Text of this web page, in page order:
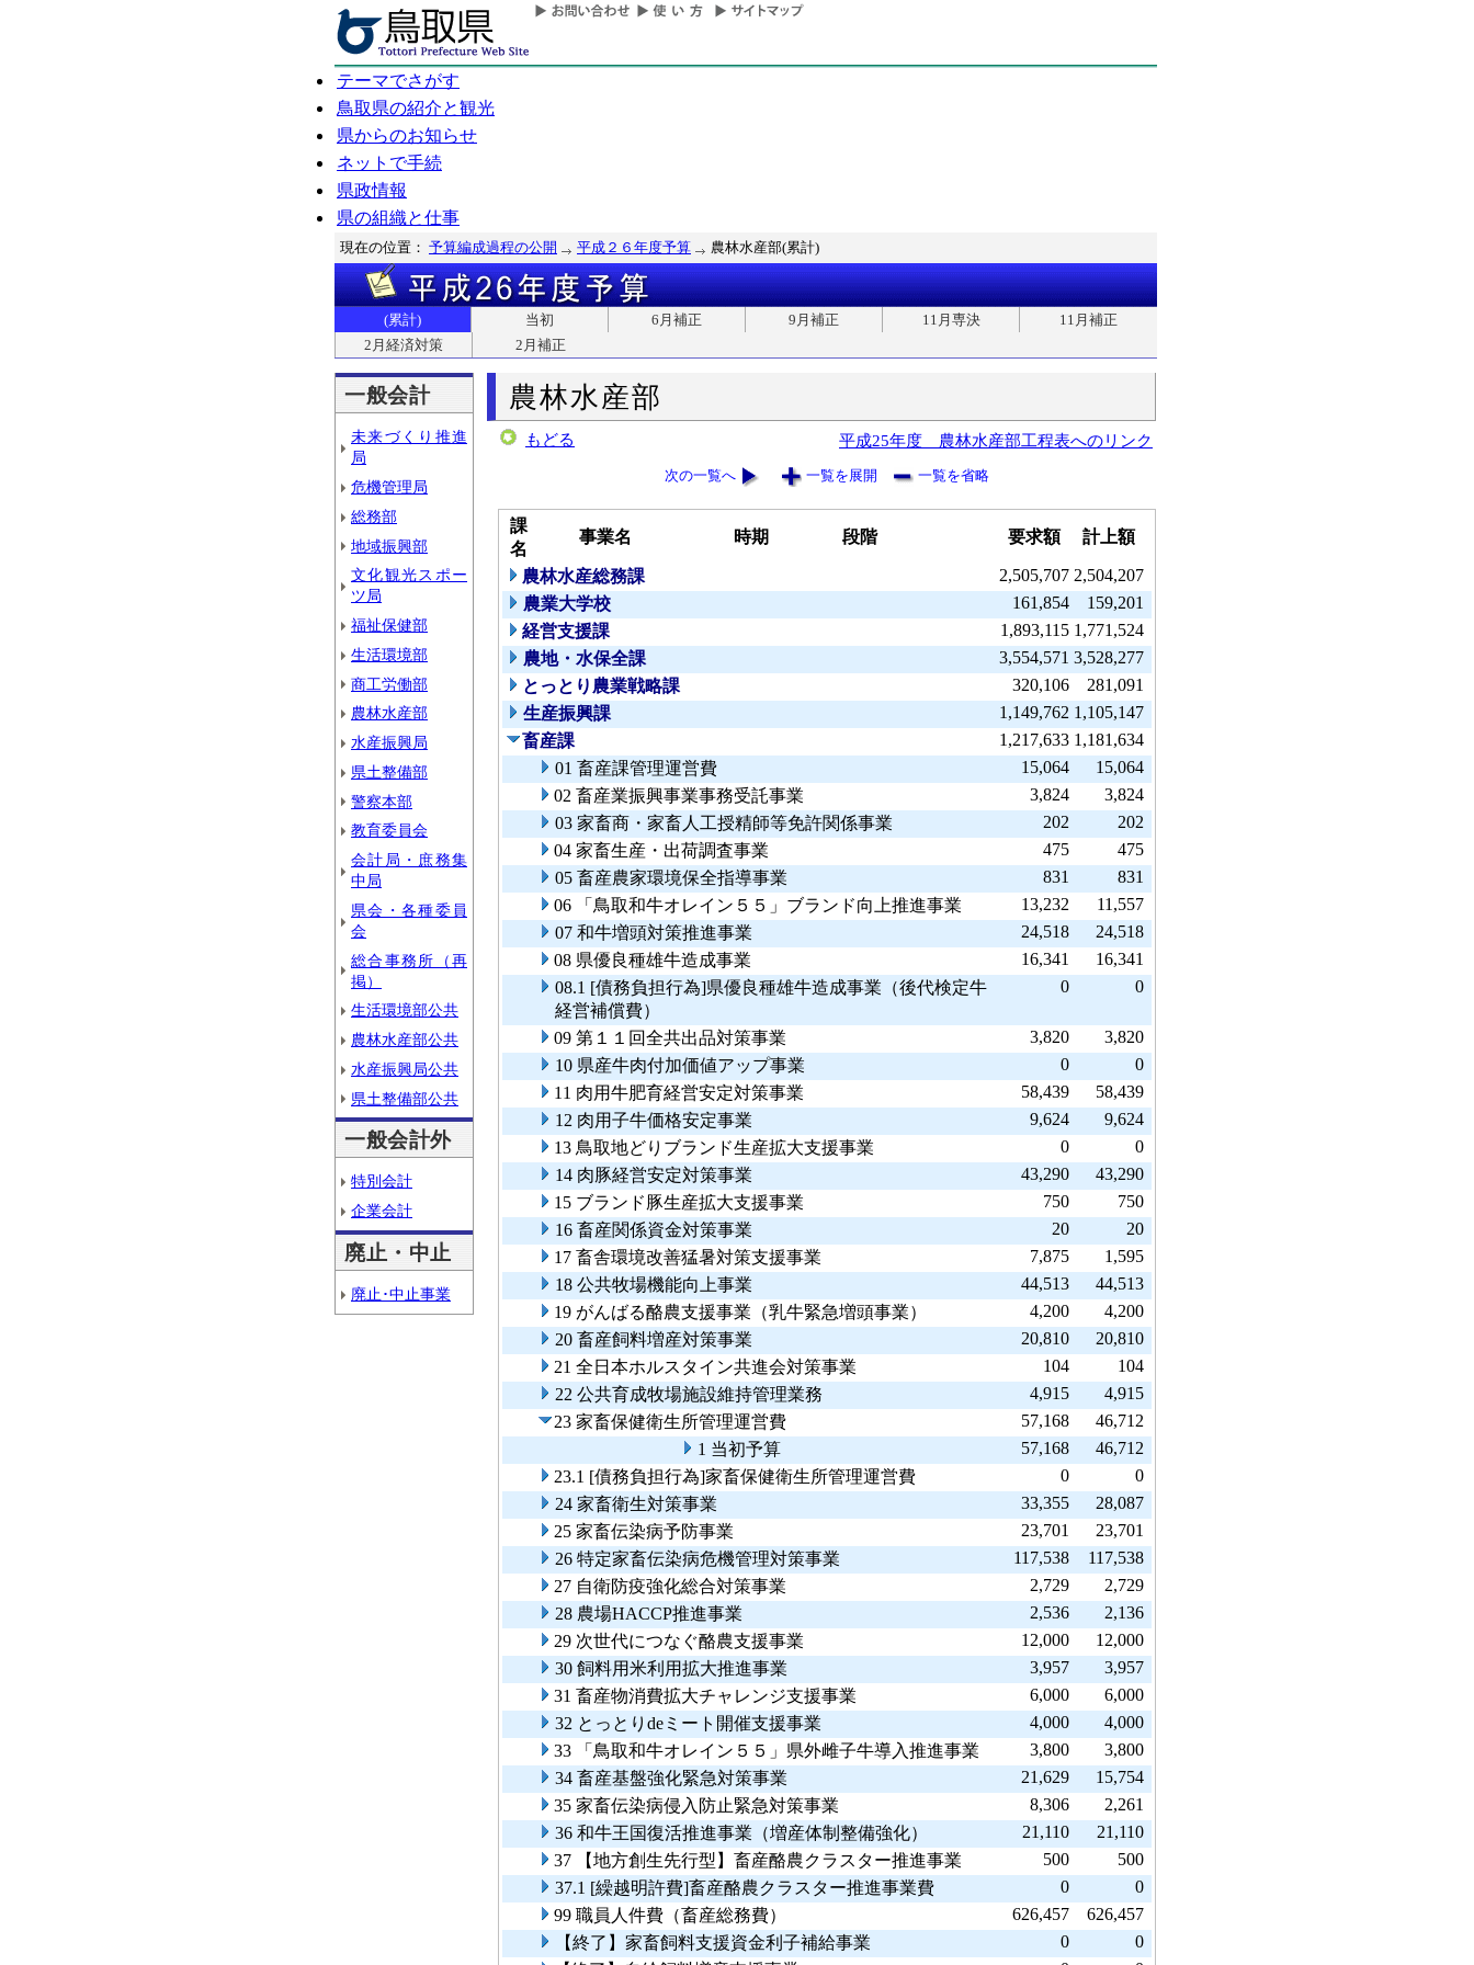
テーマでさがす
鳥取県の紹介と観光
県からのお知らせ
ネットで手続
県政情報
県の組織と仕事
現在の位置： 予算編成過程の公開 平成２６年度予算 農林水産部(累計)
(累計) 当初 6月補正 9月補正 11月専決
11月補正
2月経済対策
2月補正
一般会計
未来づくり推進
局
危機管理局
総務部
地域振興部
文化観光スポー
ツ局
福祉保健部
生活環境部
商工労働部
農林水産部
水産振興局
県土整備部
警察本部
教育委員会
会計局・庶務集
中局
県会・各種委員
会
総合事務所（再
掲）
生活環境部公共
農林水産部公共
水産振興局公共
県土整備部公共
一般会計外
特別会計
企業会計
廃止・中止
廃止･中止事業
農林水産部
もどる 平成25年度 農林水産部工程表へのリンク
次の一覧へ 一覧を展開 一覧を省略
課
名
事業名 時期 段階 要求額 計上額
農林水産総務課 2,505,707 2,504,207
農業大学校
161,854
159,201
経営支援課
1,893,115 1,771,524
農地・水保全課
3,554,571 3,528,277
とっとり農業戦略課
320,106
281,091
生産振興課
1,149,762 1,105,147
畜産課
1,217,633 1,181,634
01 畜産課管理運営費
15,064
15,064
02 畜産業振興事業事務受託事業
3,824
3,824
03 家畜商・家畜人工授精師等免許関係事業
202
202
04 家畜生産・出荷調査事業
475
475
05 畜産農家環境保全指導事業
831
831
06 「鳥取和牛オレイン５５」ブランド向上推進事業
13,232
11,557
07 和牛増頭対策推進事業
24,518
24,518
08 県優良種雄牛造成事業
16,341
16,341
08.1 [債務負担行為]県優良種雄牛造成事業（後代検定牛
経営補償費）
0 0
09 第１１回全共出品対策事業 3,820
3,820
10 県産牛肉付加価値アップ事業
0
0
11 肉用牛肥育経営安定対策事業
58,439
58,439
12 肉用子牛価格安定事業
9,624
9,624
13 鳥取地どりブランド生産拡大支援事業
0
0
14 肉豚経営安定対策事業
43,290
43,290
15 ブランド豚生産拡大支援事業
750
750
16 畜産関係資金対策事業
20
20
17 畜舎環境改善猛暑対策支援事業
7,875
1,595
18 公共牧場機能向上事業
44,513
44,513
19 がんばる酪農支援事業（乳牛緊急増頭事業）
4,200
4,200
20 畜産飼料増産対策事業
20,810
20,810
21 全日本ホルスタイン共進会対策事業
104
104
22 公共育成牧場施設維持管理業務
4,915
4,915
23 家畜保健衛生所管理運営費
57,168
46,712
1 当初予算
57,168
46,712
23.1 [債務負担行為]家畜保健衛生所管理運営費
0
0
24 家畜衛生対策事業
33,355
28,087
25 家畜伝染病予防事業
23,701
23,701
26 特定家畜伝染病危機管理対策事業
117,538
117,538
27 自衛防疫強化総合対策事業
2,729
2,729
28 農場HACCP推進事業
2,536
2,136
29 次世代につなぐ酪農支援事業
12,000
12,000
30 飼料用米利用拡大推進事業
3,957
3,957
31 畜産物消費拡大チャレンジ支援事業
6,000
6,000
32 とっとりdeミート開催支援事業
4,000
4,000
33 「鳥取和牛オレイン５５」県外雌子牛導入推進事業
3,800
3,800
34 畜産基盤強化緊急対策事業
21,629
15,754
35 家畜伝染病侵入防止緊急対策事業
8,306
2,261
36 和牛王国復活推進事業（増産体制整備強化）
21,110
21,110
37 【地方創生先行型】畜産酪農クラスター推進事業
500
500
37.1 [繰越明許費]畜産酪農クラスター推進事業費
0
0
99 職員人件費（畜産総務費）
626,457
626,457
【終了】家畜飼料支援資金利子補給事業
0
0